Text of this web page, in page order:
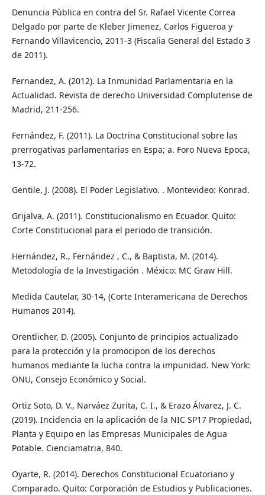
Denuncia Pùblica en contra del Sr. Rafael Vicente Correa
Delgado por parte de Kleber Jimenez, Carlos Figueroa y
Fernando Villavicencio, 2011-3 (Fiscalia General del Estado 3
de 2011).
Fernandez, A. (2012). La Inmunidad Parlamentaria en la
Actualidad. Revista de derecho Universidad Complutense de
Madrid, 211-256.
Fernández, F. (2011). La Doctrina Constitucional sobre las
prerrogativas parlamentarias en Espa; a. Foro Nueva Epoca,
13-72.
Gentile, J. (2008). El Poder Legislativo. . Montevideo: Konrad.
Grijalva, A. (2011). Constitucionalismo en Ecuador. Quito:
Corte Constitucional para el periodo de transición.
Hernández, R., Fernández , C., & Baptista, M. (2014).
Metodología de la Investigación . México: MC Graw Hill.
Medida Cautelar, 30-14, (Corte Interamericana de Derechos
Humanos 2014).
Orentlicher, D. (2005). Conjunto de principios actualizado
para la protección y la promocipon de los derechos
humanos mediante la lucha contra la impunidad. New York:
ONU, Consejo Económico y Social.
Ortiz Soto, D. V., Narváez Zurita, C. I., & Erazo Álvarez, J. C.
(2019). Incidencia en la aplicación de la NIC SP17 Propiedad,
Planta y Equipo en las Empresas Municipales de Agua
Potable. Cienciamatria, 840.
Oyarte, R. (2014). Derechos Constitucional Ecuatoriano y
Comparado. Quito: Corporación de Estudios y Publicaciones.